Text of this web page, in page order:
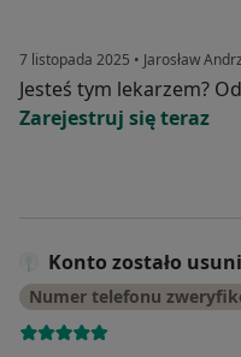
7 listopada 2025 • Jarosław
Jesteś tym lekarzem?
Zarejestruj się teraz
Konto zostało
Numer telefonu